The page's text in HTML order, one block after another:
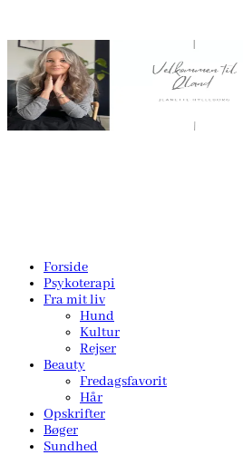
Forside
Psykoterapi
Fra mit liv
Hund
Kultur
Rejser
Beauty
Fredagsfavorit
Hår
Opskrifter
Bøger
Sundhed